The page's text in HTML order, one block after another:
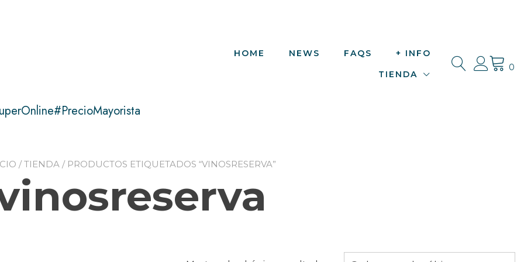
HOME NEWS FAQS
+ INFO
TIENDA
0
/TIENDA / PRODUCTOS ETIQUETADOS “VINOSRESERVA”